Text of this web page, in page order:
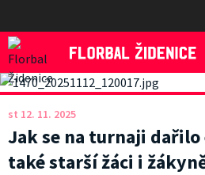
Florbal Židenice
st 12. 11. 2025
Jak se na turnaji dařilo
také starší žáci i